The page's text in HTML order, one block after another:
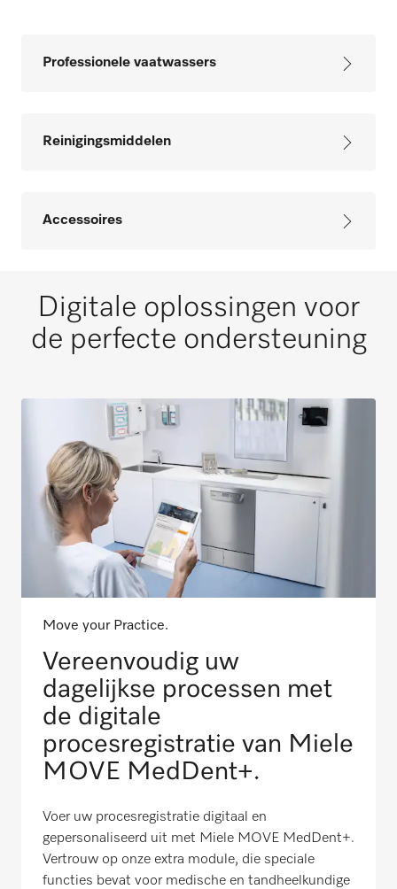
Professionele vaatwassers
Reinigingsmiddelen
Accessoires
Digitale oplossingen voor
de perfecte ondersteuning
Move your Practice.
Vereenvoudig uw
dagelijkse processen met
de digitale
procesregistratie van Miele
MOVE MedDent+.
Voer uw procesregistratie digitaal en
gepersonaliseerd uit met Miele MOVE MedDent+.
Vertrouw op onze extra module, die speciale
functies bevat voor medische en tandheelkundige